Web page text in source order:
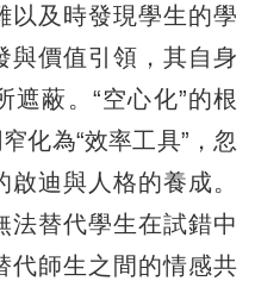
以及時發現學生的學
與價值引領，其自身
遮蔽。“空心化”的根
化為“效率工具”，忽
迪與人格的養成。
法替代學生在試錯中
代師生之間的情感共